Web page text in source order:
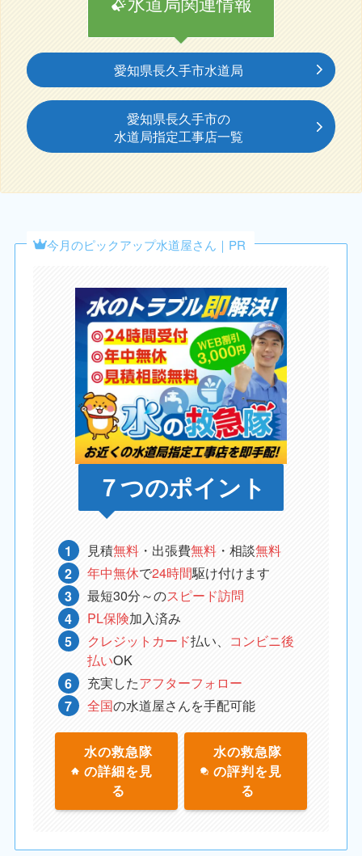
愛知県長久手市水道局
愛知県長久手市の
水道局指定工事店一覧
今月のピックアップ水道屋さん｜PR
７つのポイント
見積無料 ・出張費無料 ・相談無料
年中無休で24時間駆け付けます
最短30分～のスピード訪問
PL保険加入済み
クレジットカード払い、 コンビニ後
払いOK
充実したアフターフォロー
全国の水道屋さんを手配可能
水の救急隊
の詳細を見
る
水の救急隊
の評判を見
る